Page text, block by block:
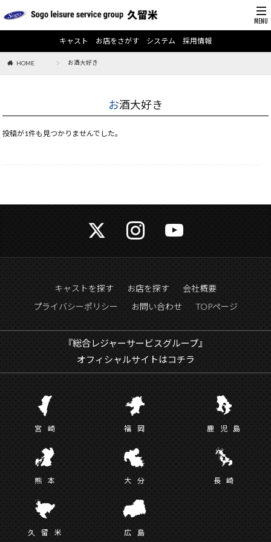
キャスト お店をさがす システム 採用情報
HOME お酒大好き
お酒大好き
投稿が1件も見つかりませんでした。
キャストを探す お店を探す
会社概要
プライバシーポリシー
お問い合わせ TOPページ
『総合レジャーサービスグループ』
オフィシャルサイトはコチラ
宮 崎 福 岡 鹿児 島
熊 本 大 分 長崎
久留 米 広 島